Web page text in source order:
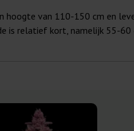
van 110-150 cm en
is relatief kort, namelijk 55-